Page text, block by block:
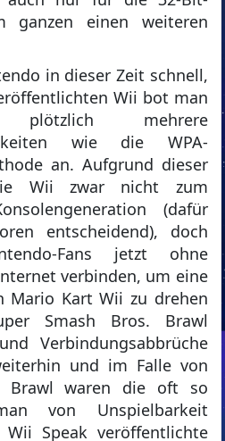
ganzen einen weiteren
in dieser Zeit schnell,
Wii bot man
mehrere
wie die WPA-
an. Aufgrund dieser
Wii zwar nicht zum
(dafür
entscheidend), doch
Fans jetzt ohne
verbinden, um eine
Mario Kart Wii zu drehen
Smash Bros. Brawl
Verbindungsabbrüche
und im Falle von
Brawl waren die oft so
von Unspielbarkeit
Speak veröffentlichte